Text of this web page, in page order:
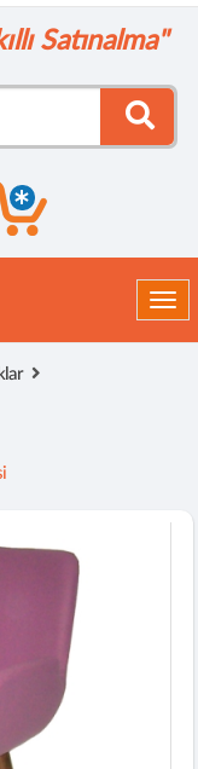
Satınalma"